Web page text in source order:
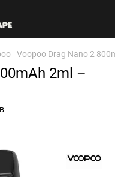
Voopoo Drag Nano 2
2ml –